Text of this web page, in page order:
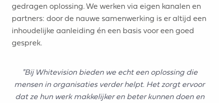
gedragen oplossing. We werken via eigen kanalen en
partners: door de nauwe samenwerking is er altijd een
inhoudelijke aanleiding én een basis voor een goed
gesprek.
"Bij Whitevision bieden we echt een oplossing die
mensen in organisaties verder helpt. Het zorgt ervoor
dat ze hun werk makkelijker en beter kunnen doen en